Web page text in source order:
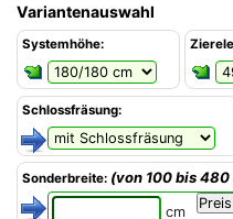
Variantenauswahl
Systemhöhe:
Schlossfräsung:
Sonderbreite: (von 100 bis 480
cm